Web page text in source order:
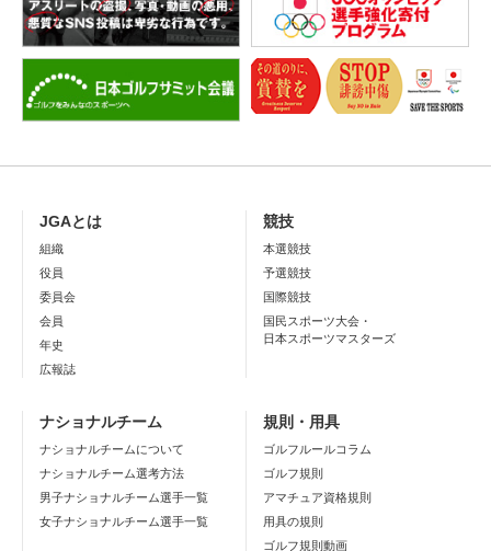
JGAとは
組織
役員
委員会
会員
年史
広報誌
競技
本選競技
予選競技
国際競技
国民スポーツ大会・
日本スポーツマスターズ
ナショナルチーム
ナショナルチームについて
ナショナルチーム選考方法
男子ナショナルチーム選手一覧
女子ナショナルチーム選手一覧
規則・用具
ゴルフルールコラム
ゴルフ規則
アマチュア資格規則
用具の規則
ゴルフ規則動画